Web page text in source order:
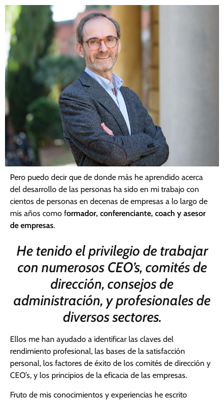
Pero puedo decir que de donde más he aprendido acerca
del desarrollo de las personas ha sido en mi trabajo con
cientos de personas en decenas de empresas a lo largo de
mis años como formador, conferenciante, coach y asesor
de empresas.
He tenido el privilegio de trabajar
con numerosos CEO’s, comités de
dirección, consejos de
administración, y profesionales de
diversos sectores.
Ellos me han ayudado a identificar las claves del
rendimiento profesional, las bases de la satisfacción
personal, los factores de éxito de los comités de dirección y
CEO’s, y los principios de la eficacia de las empresas.
Fruto de mis conocimientos y experiencias he escrito